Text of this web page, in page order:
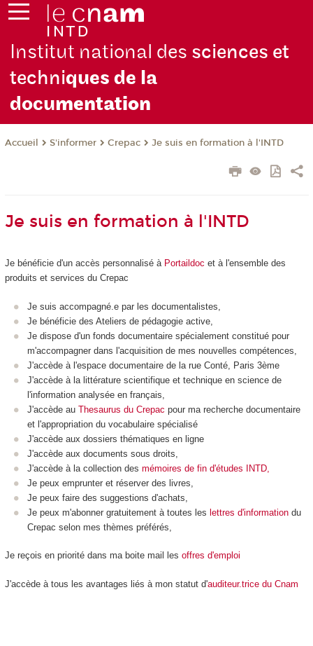
Institut national des sciences et
techniques de la
documentation
Accueil S'informer Crepac Je suis en formation à l'INTD
Je suis en formation à l'INTD
Je bénéficie d'un accès personnalisé à Portaildoc et à l'ensemble des
produits et services du Crepac
Je suis accompagné.e par les documentalistes,
Je bénéficie des Ateliers de pédagogie active,
Je dispose d'un fonds documentaire spécialement constitué pour
m'accompagner dans l'acquisition de mes nouvelles compétences,
J'accède à l'espace documentaire de la rue Conté, Paris 3ème
J'accède à la littérature scientifique et technique en science de
l'information analysée en français,
J'accède au Thesaurus du Crepac pour ma recherche documentaire
et l'appropriation du vocabulaire spécialisé
J'accède aux dossiers thématiques en ligne
J'accède aux documents sous droits,
J'accède à la collection des mémoires de fin d'études INTD,
Je peux emprunter et réserver des livres,
Je peux faire des suggestions d'achats,
Je peux m'abonner gratuitement à toutes les lettres d'information du
Crepac selon mes thèmes préférés,
Je reçois en priorité dans ma boite mail les offres d'emploi
J'accède à tous les avantages liés à mon statut d'auditeur.trice du Cnam